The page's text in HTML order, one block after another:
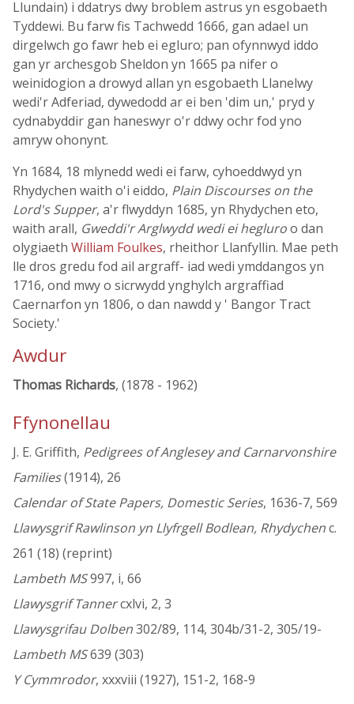
Llundain) i ddatrys dwy broblem astrus yn esgobaeth
Tyddewi. Bu farw fis Tachwedd 1666, gan adael un
dirgelwch go fawr heb ei egluro; pan ofynnwyd iddo
gan yr archesgob Sheldon yn 1665 pa nifer o
weinidogion a drowyd allan yn esgobaeth Llanelwy
wedi'r Adferiad, dywedodd ar ei ben 'dim un,' pryd y
cydnabyddir gan haneswyr o'r ddwy ochr fod yno
amryw ohonynt.
Yn 1684, 18 mlynedd wedi ei farw, cyhoeddwyd yn
Rhydychen waith o'i eiddo, Plain Discourses on the
Lord's Supper, a'r flwyddyn 1685, yn Rhydychen eto,
waith arall, Gweddi'r Arglwydd wedi ei hegluroo dan
olygiaeth William Foulkes, rheithor Llanfyllin. Mae peth
lle dros gredu fod ail argraff- iad wedi ymddangos yn
1716, ond mwy o sicrwydd ynghylch argraffiad
Caernarfon yn 1806, o dan nawdd y ' Bangor Tract
Society.'
Awdur
Thomas Richards, (1878 - 1962)
Ffynonellau
J. E. Griffith, Pedigrees of Anglesey and Carnarvonshire
Families(1914), 26
Calendar of State Papers, Domestic Series, 1636-7, 569
Llawysgrif Rawlinson yn Llyfrgell Bodlean, Rhydychenc.
261 (18) (reprint)
Lambeth MS997, i, 66
Llawysgrif Tannercxlvi, 2, 3
Llawysgrifau Dolben302/89, 114, 304b/31-2, 305/19-
Lambeth MS639 (303)
Y Cymmrodor, xxxviii (1927), 151-2, 168-9